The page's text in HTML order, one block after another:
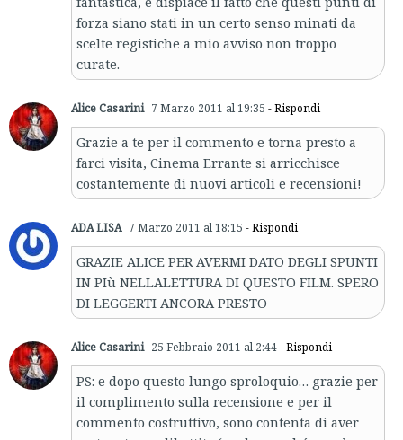
forza siano stati in un certo senso minati da
scelte registiche a mio avviso non troppo
curate.
Alice Casarini 7 Marzo 2011 al 19:35 - Rispondi
Grazie a te per il commento e torna presto a
farci visita, Cinema Errante si arricchisce
costantemente di nuovi articoli e recensioni!
ADA LISA 7 Marzo 2011 al 18:15 - Rispondi
GRAZIE ALICE PER AVERMI DATO DEGLI SPUNTI
IN PIù NELLALETTURA DI QUESTO FILM. SPERO
DI LEGGERTI ANCORA PRESTO
Alice Casarini 25 Febbraio 2011 al 2:44- Rispondi
PS: e dopo questo lungo sproloquio… grazie per
il complimento sulla recensione e per il
commento costruttivo, sono contenta di aver